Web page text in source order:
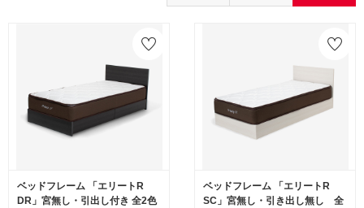
ベッドフレーム 「エリートR
DR」宮無し・引出し付き 全2色
ベッドフレーム 「エリートR
SC」宮無し・引き出し無し 全